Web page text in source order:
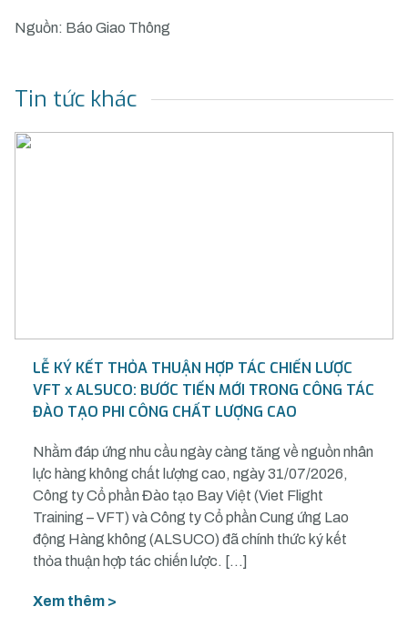
Nguồn: Báo Giao Thông
Tin tức khác
LỄ KÝ KẾT THỎA THUẬN HỢP TÁC CHIẾN LƯỢC
VFT x ALSUCO: BƯỚC TIẾN MỚI TRONG CÔNG TÁC
ĐÀO TẠO PHI CÔNG CHẤT LƯỢNG CAO
Nhằm đáp ứng nhu cầu ngày càng tăng về nguồn nhân
lực hàng không chất lượng cao, ngày 31/07/2026,
Công ty Cổ phần Đào tạo Bay Việt (Viet Flight
Training – VFT) và Công ty Cổ phần Cung ứng Lao
động Hàng không (ALSUCO) đã chính thức ký kết
thỏa thuận hợp tác chiến lược. […]
Xem thêm >